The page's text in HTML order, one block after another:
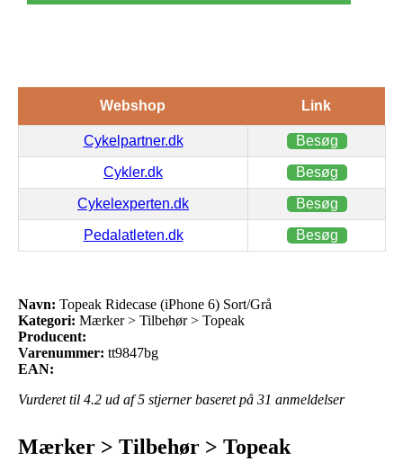
Webshop Link
Cykelpartner.dk Besøg
Cykler.dk Besøg
Cykelexperten.dk Besøg
Pedalatleten.dk Besøg
Navn: Topeak Ridecase (iPhone 6) Sort/Grå
Kategori: Mærker > Tilbehør > Topeak
Producent:
Varenummer: tt9847bg
EAN:
Vurderet til 4.2 ud af 5 stjerner baseret på 31 anmeldelser
Mærker > Tilbehør > Topeak